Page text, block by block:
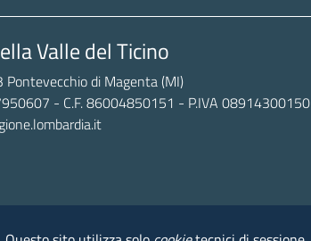
Valle del Ticino
di Magenta (MI)
- C.F. 86004850151 - P.IVA 08914300150